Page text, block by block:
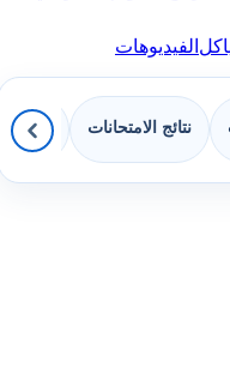
الفيديوهات
نتائج الامتحانات